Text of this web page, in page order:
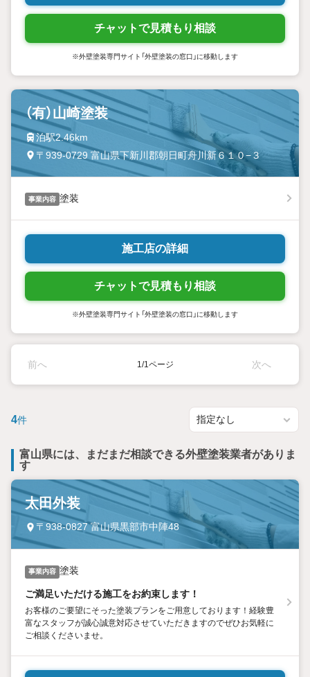
チャットで見積もり相談
※外壁塗装専門サイト「外壁塗装の窓口」に移動します
（有）山崎塗装
泊駅2.46km
〒939-0729 富山県下新川郡朝日町舟川新６１０−３
事業内容 塗装
施工店の詳細
チャットで見積もり相談
※外壁塗装専門サイト「外壁塗装の窓口」に移動します
前へ 1/1ページ 次へ
4件
富山県には、まだまだ相談できる外壁塗装業者がありま
す
太田外装
〒938-0827 富山県黒部市中陣48
事業内容 塗装
ご満足いただける施工をお約束します！
お客様のご要望にそった塗装プランをご用意しております！経験豊
富なスタッフが誠心誠意対応させていただきますのでぜひお気軽に
ご相談くださいませ。